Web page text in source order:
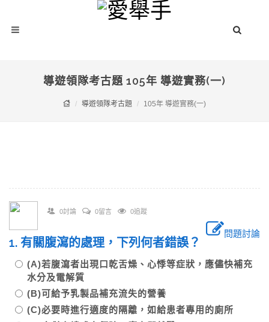
導遊領隊考古題 105年 導遊實務(一)
導遊領隊考古題 105年 導遊實務(一)
0討論 0留言 0追蹤
問題討論
1. 有關腹瀉的處理，下列何者錯誤？
(A)若腹瀉者出現口乾舌燥、心悸等症狀，應儘快補充
水分及電解質
(B)可給予乳製品補充流失的營養
(C)必要時進行適度的隔離，如給患者專用的廁所